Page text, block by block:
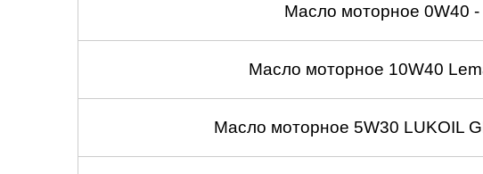
Масло моторное 0W40
Масло моторное 10W40
Масло моторное 5W30 LUKOIL